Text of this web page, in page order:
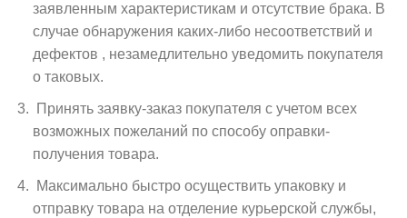
заявленным характеристикам и отсутствие брака. В
случае обнаружения каких-либо несоответствий и
дефектов , незамедлительно уведомить покупателя
о таковых.
Принять заявку-заказ покупателя с учетом всех
возможных пожеланий по способу оправки-
получения товара.
Максимально быстро осуществить упаковку и
отправку товара на отделение курьерской службы,